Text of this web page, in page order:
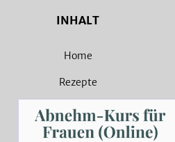
INHALT
Home
Rezepte
Magazin
Sammlungen